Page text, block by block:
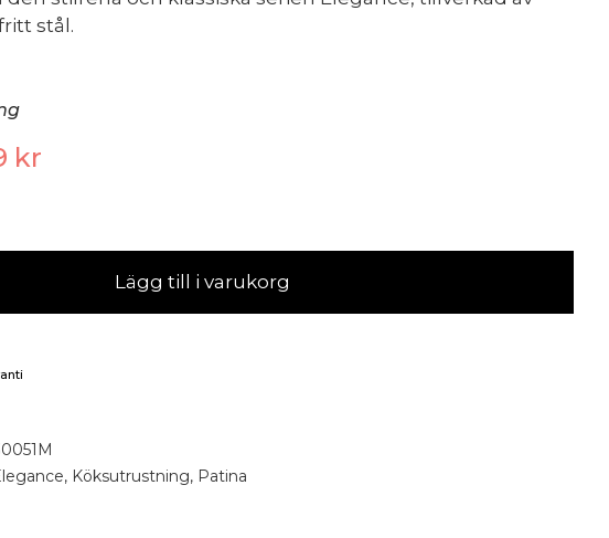
stål.
kr
Lägg till i varukorg
, Köksutrustning, Patina